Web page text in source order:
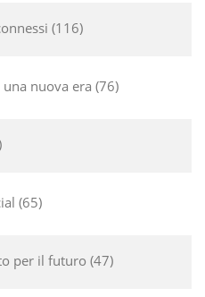
116
nuova era 76
65
per il futuro 47